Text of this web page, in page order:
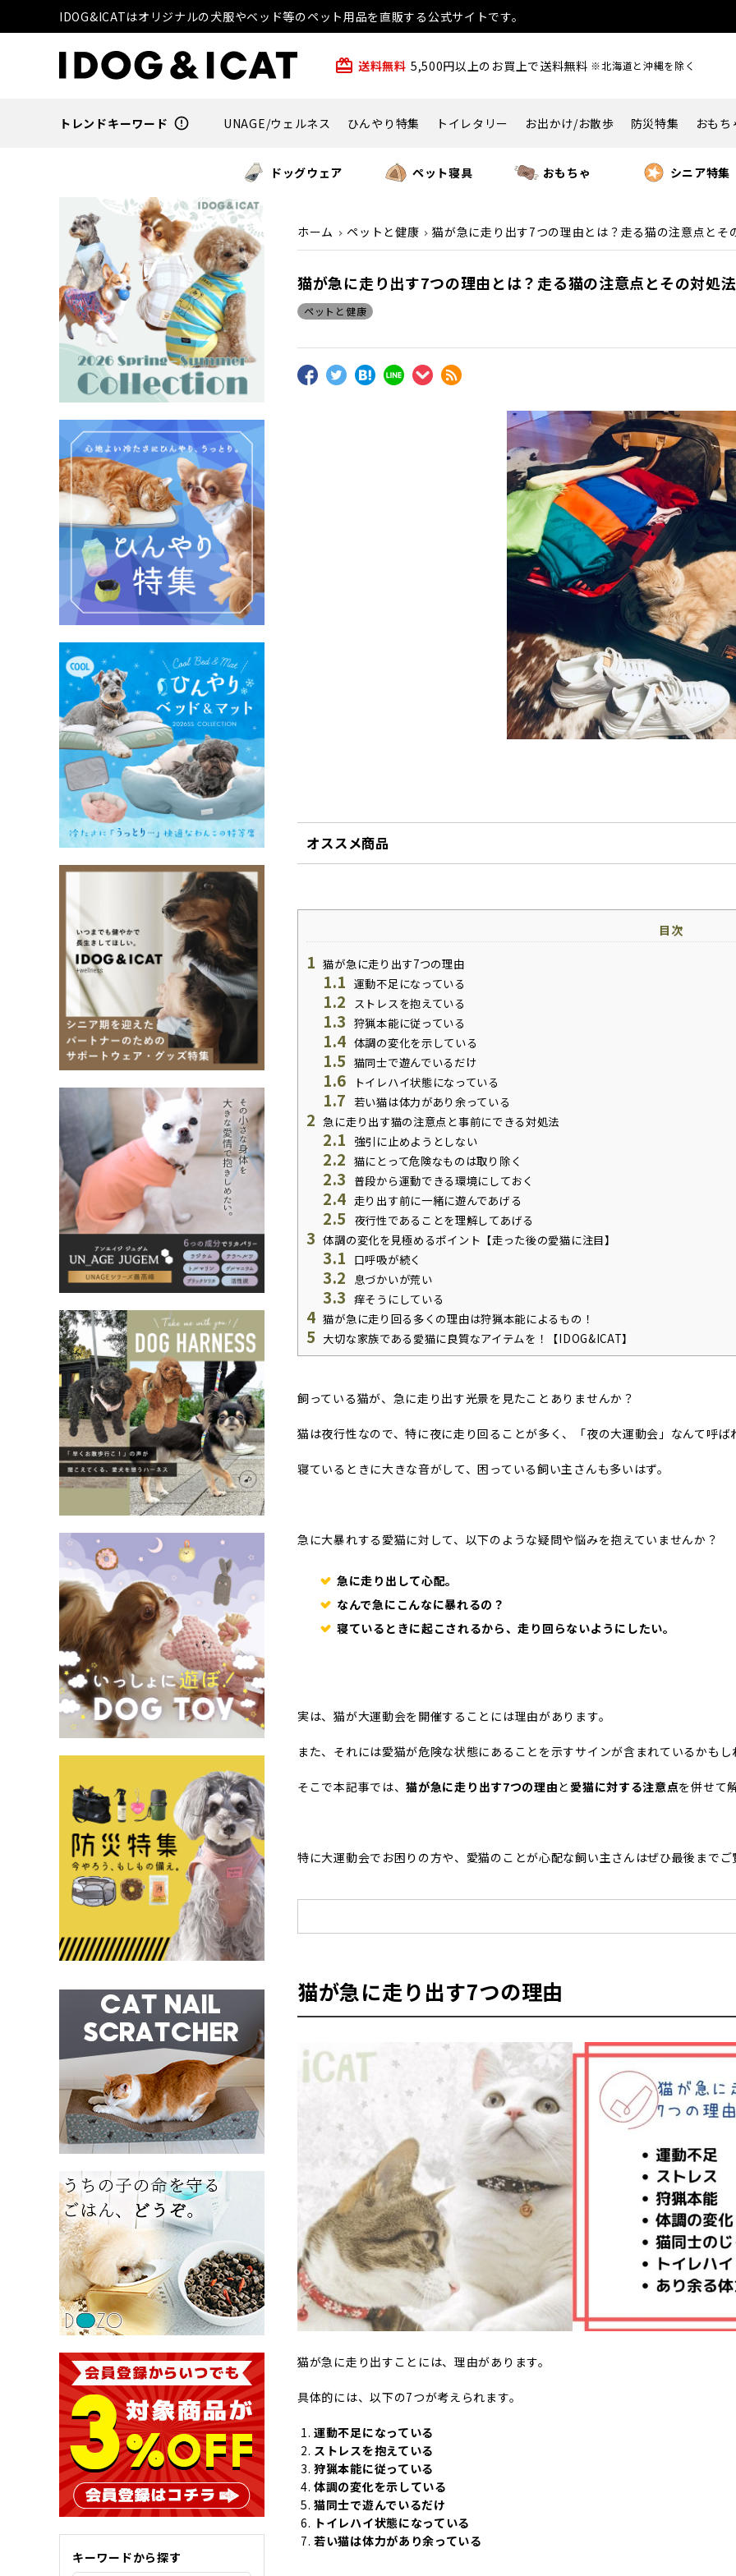
IDOG&ICATはオリジナルの犬服やベッド等のペット用品を直販する公式サイトです。
card_giftcard 送料無料 5,500円以上のお買上で送料無料 ※北海道と沖縄を除く
トレンドキーワード error_outline UNAGE/ウェルネス ひんやり特集 トイレタリー お出かけ/お散歩 防災特集 おもち
ドッグウェア ペット寝具 おもちゃ シニア特集
ホーム ペットと健康 猫が急に走り出す7つの理由とは？走る猫の注意点とそ
猫が急に走り出す7つの理由とは？走る猫の注意点とその対処
ペットと健康
オススメ商品
目次
1 猫が急に走り出す7つの理由
1.1 運動不足になっている
1.2 ストレスを抱えている
1.3 狩猟本能に従っている
1.4 体調の変化を示している
1.5 猫同士で遊んでいるだけ
1.6 トイレハイ状態になっている
1.7 若い猫は体力があり余っている
2 急に走り出す猫の注意点と事前にできる対処法
2.1 強引に止めようとしない
2.2 猫にとって危険なものは取り除く
2.3 普段から運動できる環境にしておく
2.4 走り出す前に一緒に遊んであげる
2.5 夜行性であることを理解してあげる
3 体調の変化を見極めるポイント【走った後の愛猫に注目】
3.1 口呼吸が続く
3.2 息づかいが荒い
3.3 痒そうにしている
4 猫が急に走り回る多くの理由は狩猟本能によるもの！
5 大切な家族である愛猫に良質なアイテムを！【IDOG&ICAT】
飼っている猫が、急に走り出す光景を見たことありませんか？
猫は夜行性なので、特に夜に走り回ることが多く、「夜の大運動会」なんて呼ば
寝ているときに大きな音がして、困っている飼い主さんも多いはず。
急に大暴れする愛猫に対して、以下のような疑問や悩みを抱えていませんか？
急に走り出して心配。
なんで急にこんなに暴れるの？
寝ているときに起こされるから、走り回らないようにしたい。
実は、猫が大運動会を開催することには理由があります。
また、それには愛猫が危険な状態にあることを示すサインが含まれているかもし
そこで本記事では、猫が急に走り出す7つの理由と 愛猫に対する注意点を併せて
特に大運動会でお困りの方や、愛猫のことが心配な飼い主さんはぜひ最後までご
猫が急に走り出す7つの理由
猫が急に走り出すことには、理由があります。
具体的には、以下の7つが考えられます。
運動不足になっている
ストレスを抱えている
狩猟本能に従っている
体調の変化を示している
猫同士で遊んでいるだけ
トイレハイ状態になっている
若い猫は体力があり余っている
キーワードから探す